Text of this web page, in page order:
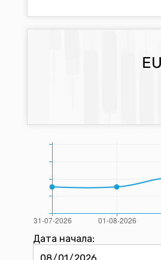
Дата начала: